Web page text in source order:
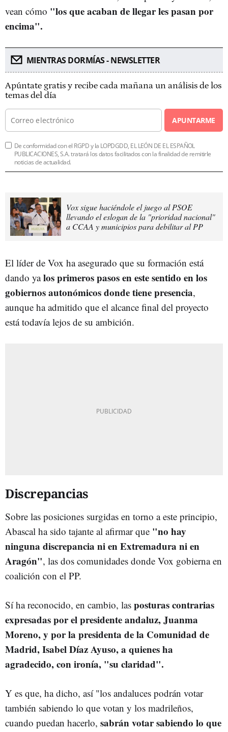
vean cómo "los que acaban de llegar les pasan por
encima".
MIENTRAS DORMÍAS - NEWSLETTER
Apúntate gratis y recibe cada mañana un análisis de los
temas del día
APUNTARME
De conformidad con el RGPD y la LOPDGDD, EL LEÓN DE EL ESPAÑOL
PUBLICACIONES, S.A. tratará los datos facilitados con la finalidad de remitirle
noticias de actualidad.
Vox sigue haciéndole el juego al PSOE
llevando el eslogan de la "prioridad nacional"
a CCAA y municipios para debilitar al PP
El líder de Vox ha asegurado que su formación está
dando yalos primeros pasos en este sentido en los
gobiernos autonómicos donde tiene presencia,
aunque ha admitido que el alcance final del proyecto
está todavía lejos de su ambición.
Discrepancias
Sobre las posiciones surgidas en torno a este principio,
Abascal ha sido tajante al afirmar que "no hay
ninguna discrepancia ni en Extremadura ni en
Aragón", las dos comunidades donde Vox gobierna en
coalición con el PP.
Sí ha reconocido, en cambio, las posturas contrarias
expresadas por el presidente andaluz, Juanma
Moreno, y por la presidenta de la Comunidad de
Madrid, Isabel Díaz Ayuso, a quienes ha
agradecido, con ironía, "su claridad".
Y es que, ha dicho, así "los andaluces podrán votar
también sabiendo lo que votan y los madrileños,
cuando puedan hacerlo, sabrán votar sabiendo lo que